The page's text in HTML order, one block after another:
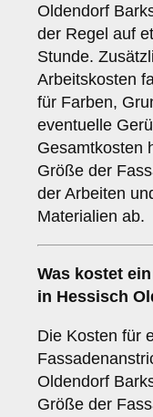
Oldendorf
der Regel auf
Stunde.
Arbeitskosten
für Farben,
eventuelle
Gesamtkosten
Größe der
der Arbeiten
Materialien ab.
Was kostet
in Hessisch
Die Kosten für
Oldendorf
Größe der